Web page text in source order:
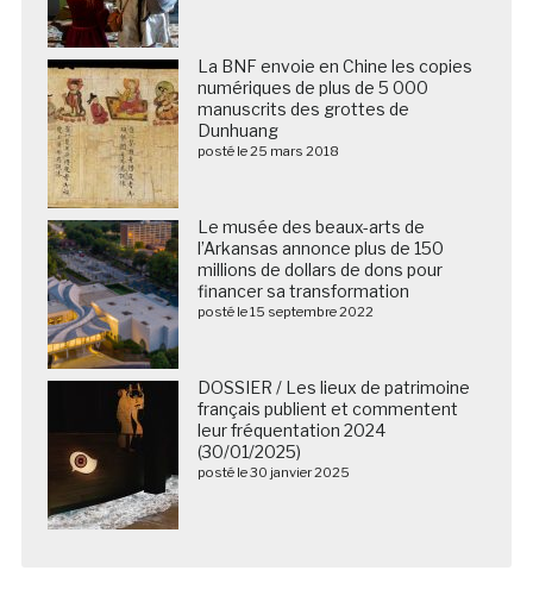
La BNF envoie en Chine les copies
numériques de plus de 5 000
manuscrits des grottes de
Dunhuang
posté le 25 mars 2018
Le musée des beaux-arts de
l’Arkansas annonce plus de 150
millions de dollars de dons pour
financer sa transformation
posté le 15 septembre 2022
DOSSIER / Les lieux de patrimoine
français publient et commentent
leur fréquentation 2024
(30/01/2025)
posté le 30 janvier 2025